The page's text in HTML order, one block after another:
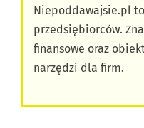
Niepoddawajsie.pl
przedsiębiorców.
finansowe oraz
narzędzi dla firm.